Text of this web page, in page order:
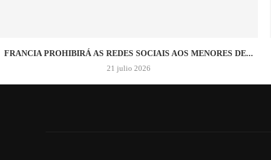
FRANCIA PROHIBIRÁ AS REDES SOCIAIS AOS MENORES DE...
21 julio 2026